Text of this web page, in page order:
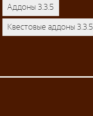
Аддоны 3.3.5
Квестовые аддоны 3.3.5